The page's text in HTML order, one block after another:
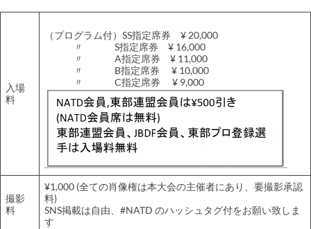
入場
料
（プログラム付）SS指定席券 ¥ 20,000
〃 S指定席券 ¥ 16,000
〃 A指定席券 ¥ 11,000
〃 B指定席券 ¥ 10,000
〃 C指定席券 ¥ 9,000
撮影
料
¥1,000 (全ての肖像権は本大会の主催者にあり、要撮影承認
料)
SNS掲載は自由、#NATD のハッシュタグ付をお願い致しま
す